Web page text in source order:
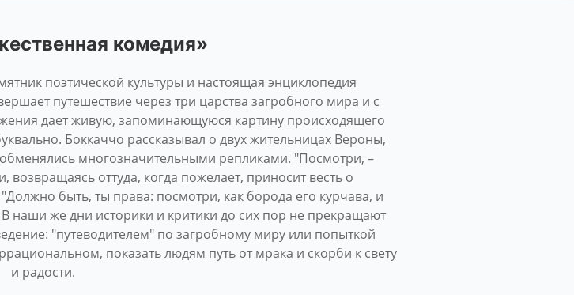
комедия»
поэтической культуры и настоящая энциклопедия
путешествие через три царства загробного мира и с
дает живую, запоминающуюся картину происходящего
Боккаччо рассказывал о двух жительницах Вероны,
многозначительными репликами. "Посмотри, –
возвращаясь оттуда, когда пожелает, приносит весть о
быть, ты права: посмотри, как борода его курчава, и
наши же дни историки и критики до сих пор не прекращают
"путеводителем" по загробному миру или попыткой
показать людям путь от мрака и скорби к свету
и радости.